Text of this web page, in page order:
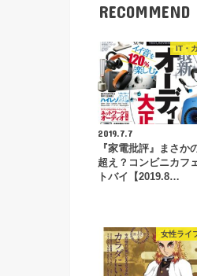
RECOMMEND
IT・
2019.7.7
『家電批評』まさか
超え？コンビニカフ
トバイ【2019.8…
女性ライ